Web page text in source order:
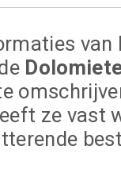
van
ze vast